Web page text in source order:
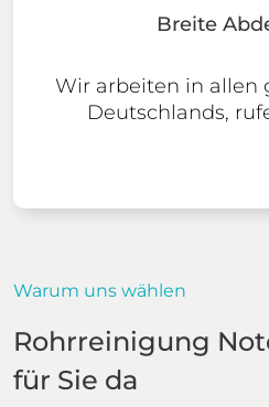
Breite
Wir arbeiten in allen
Deutschlands,
Warum uns wählen
Rohrreinigung
für Sie da